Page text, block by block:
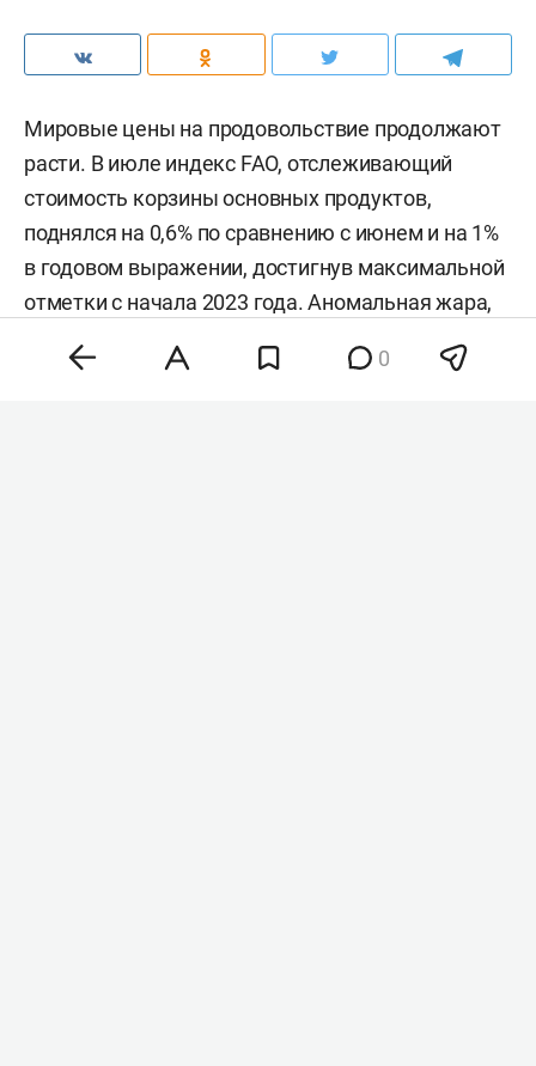
Мировые цены на продовольствие продолжают
расти. В июле индекс FAO, отслеживающий
стоимость корзины основных продуктов,
поднялся на 0,6% по сравнению с июнем и на 1%
в годовом выражении, достигнув максимальной
отметки с начала 2023 года. Аномальная жара,
нестабильность на энергетических рынках и
геополитическая напряженность разогнали
0